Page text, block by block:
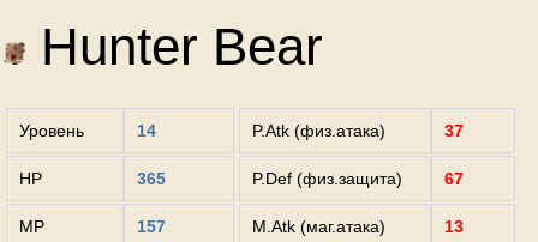
Hunter Bear
Уровень 14
HP 365
MP 157
P.Atk (физ.атака) 37
P.Def (физ.защита) 67
M.Atk (маг.атака) 13